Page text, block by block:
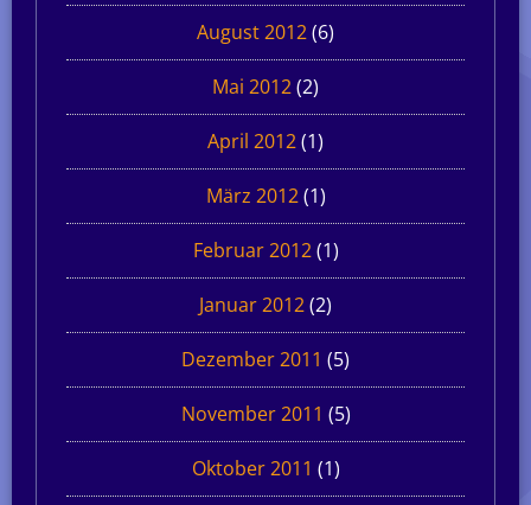
August 2012(6)
Mai 2012(2)
April 2012(1)
März 2012(1)
Februar 2012(1)
Januar 2012(2)
Dezember 2011 (5)
November 2011 (5)
Oktober 2011 (1)